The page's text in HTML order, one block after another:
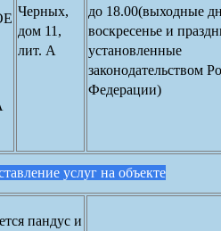
Черных,
дом 11,
лит. А
до 18.00(выходные
воскресенье и
установленные
законодательством
Федерации)
услуг на объекте
пандус и